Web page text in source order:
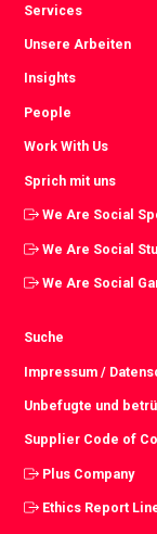
Services
Unsere Arbeiten
Insights
People
Work With Us
Sprich mit uns
We Are Social
We Are Social
We Are Social
Suche
Impressum /
Unbefugte und
Supplier Code of
Plus Company
Ethics Report